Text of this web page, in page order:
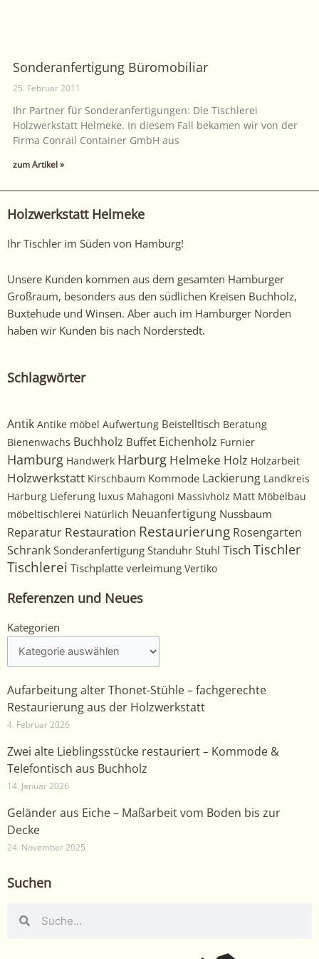
Sonderanfertigung Büromobiliar
25. Februar 2011
Ihr Partner für Sonderanfertigungen: Die Tischlerei
Holzwerkstatt Helmeke. In diesem Fall bekamen wir von der
Firma Conrail Container GmbH aus
zum Artikel »
Holzwerkstatt Helmeke
Ihr Tischler im Süden von Hamburg!
Unsere Kunden kommen aus dem gesamten Hamburger
Großraum, besonders aus den südlichen Kreisen Buchholz,
Buxtehude und Winsen. Aber auch im Hamburger Norden
haben wir Kunden bis nach Norderstedt.
Schlagwörter
Antik Antike möbel Aufwertung Beistelltisch Beratung
Bienenwachs Buchholz Buffet Eichenholz Furnier
Hamburg Handwerk Harburg Helmeke Holz Holzarbeit
Holzwerkstatt Kirschbaum Kommode Lackierung Landkreis
Harburg Lieferung luxus Mahagoni Massivholz Matt Möbelbau
möbeltischlerei Natürlich Neuanfertigung Nussbaum
Reparatur Restauration Restaurierung Rosengarten
Schrank Sonderanfertigung Standuhr Stuhl Tisch Tischler
Tischlerei Tischplatte verleimung Vertiko
Referenzen und Neues
Kategorien
Kategorien
Aufarbeitung alter Thonet-Stühle – fachgerechte
Restaurierung aus der Holzwerkstatt
4. Februar 2026
Zwei alte Lieblingsstücke restauriert – Kommode &
Telefontisch aus Buchholz
14. Januar 2026
Geländer aus Eiche – Maßarbeit vom Boden bis zur
Decke
24. November 2025
Suchen